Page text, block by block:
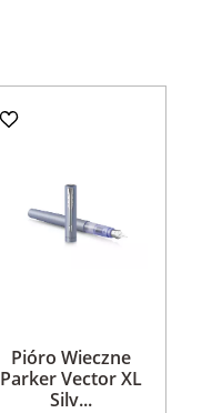
Pióro Wieczne
Parker Vector XL
Silv...